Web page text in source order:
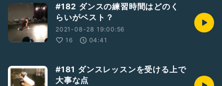
#182 ダンスの練習時間はどのく
らいがベスト？
2021-08-28 19:00:56
16
04:41
#181 ダンスレッスンを受ける上で
大事な点